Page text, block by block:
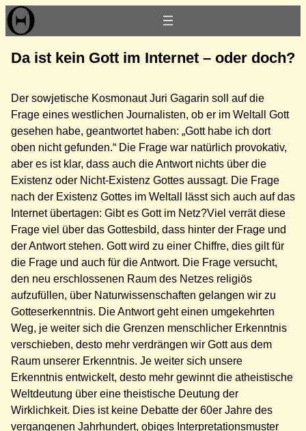
Zum
Inhalt
Da ist kein Gott im Internet – oder doch?
Der sowjetische Kosmonaut Juri Gagarin soll auf die
Frage eines westlichen Journalisten, ob er im Weltall Gott
gesehen habe, geantwortet haben: „Gott habe ich dort
oben nicht gefunden.“ Die Frage war natürlich provokativ,
aber es ist klar, dass auch die Antwort nichts über die
Existenz oder Nicht-Existenz Gottes aussagt. Die Frage
nach der Existenz Gottes im Weltall lässt sich auch auf das
Internet übertagen: Gibt es Gott im Netz?Viel verrät diese
Frage viel über das Gottesbild, dass hinter der Frage und
der Antwort stehen. Gott wird zu einer Chiffre, dies gilt für
die Frage und auch für die Antwort. Die Frage versucht,
den neu erschlossenen Raum des Netzes religiös
aufzufüllen, über Naturwissenschaften gelangen wir zu
Gotteserkenntnis. Die Antwort geht einen umgekehrten
Weg, je weiter sich die Grenzen menschlicher Erkenntnis
verschieben, desto mehr verdrängen wir Gott aus dem
Raum unserer Erkenntnis. Je weiter sich unsere
Erkenntnis entwickelt, desto mehr gewinnt die atheistische
Weltdeutung über eine theistische Deutung der
Wirklichkeit. Dies ist keine Debatte der 60er Jahre des
vergangenen Jahrhundert, obiges Interpretationsmuster